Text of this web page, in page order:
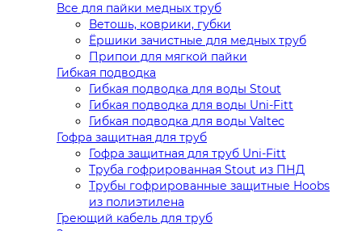
Все для пайки медных труб
Ветошь, коврики, губки
Ёршики зачистные для медных труб
Припои для мягкой пайки
Гибкая подводка
Гибкая подводка для воды Stout
Гибкая подводка для воды Uni-Fitt
Гибкая подводка для воды Valtec
Гофра защитная для труб
Гофра защитная для труб Uni-Fitt
Труба гофрированная Stout из ПНД
Трубы гофрированные защитные Hoobs
из полиэтилена
Греющий кабель для труб